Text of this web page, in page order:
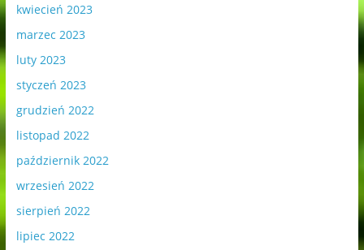
kwiecień 2023
marzec 2023
luty 2023
styczeń 2023
grudzień 2022
listopad 2022
październik 2022
wrzesień 2022
sierpień 2022
lipiec 2022